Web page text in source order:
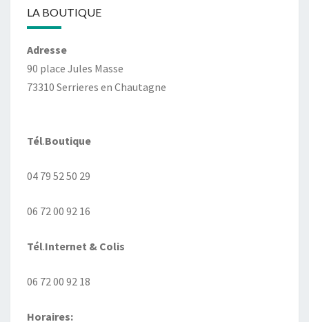
LA BOUTIQUE
Adresse
90 place Jules Masse
73310 Serrieres en Chautagne
Tél.Boutique
04 79 52 50 29
06 72 00 92 16
Tél.Internet & Colis
06 72 00 92 18
Horaires: